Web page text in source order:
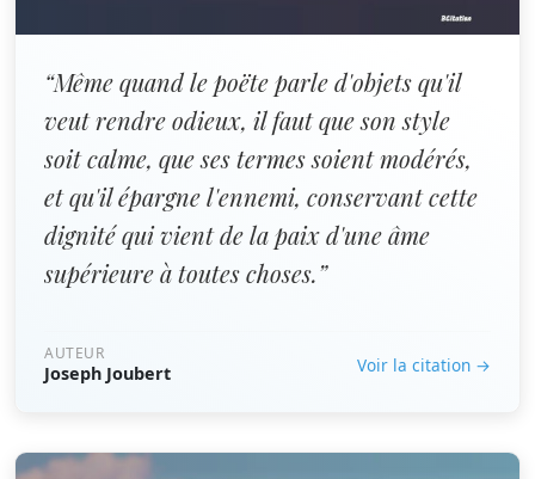
“Même quand le poëte parle d'objets qu'il
veut rendre odieux, il faut que son style
soit calme, que ses termes soient modérés,
et qu'il épargne l'ennemi, conservant cette
dignité qui vient de la paix d'une âme
supérieure à toutes choses.”
AUTEUR
Joseph Joubert Voir la citation →